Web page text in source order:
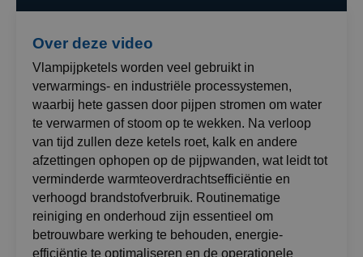
Over deze video
Vlampijpketels worden veel gebruikt in
verwarmings- en industriële processystemen,
waarbij hete gassen door pijpen stromen om water
te verwarmen of stoom op te wekken. Na verloop
van tijd zullen deze ketels roet, kalk en andere
afzettingen ophopen op de pijpwanden, wat leidt tot
verminderde warmteoverdrachtsefficiëntie en
verhoogd brandstofverbruik. Routinematige
reiniging en onderhoud zijn essentieel om
betrouwbare werking te behouden, energie-
efficiëntie te optimaliseren en de operationele